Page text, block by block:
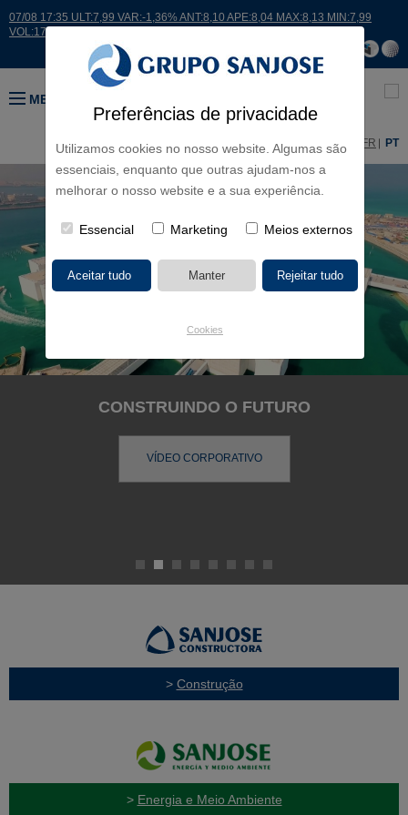
Preferências de privacidade
Utilizamos cookies no nosso website. Algumas são
essenciais, enquanto que outras ajudam-nos a
melhorar o nosso website e a sua experiência.
Essencial Marketing Meios externos
Cookies
07/08 17:35 ULT:7,99 VAR:-1,36% ANT:8,10 APE:8,04 MAX:8,13 MIN:7,99
VOL:17664
MENU
EN FR PT
CONSTRUINDO O FUTURO
VÍDEO CORPORATIVO
> Construção
> Energia e Meio Ambiente